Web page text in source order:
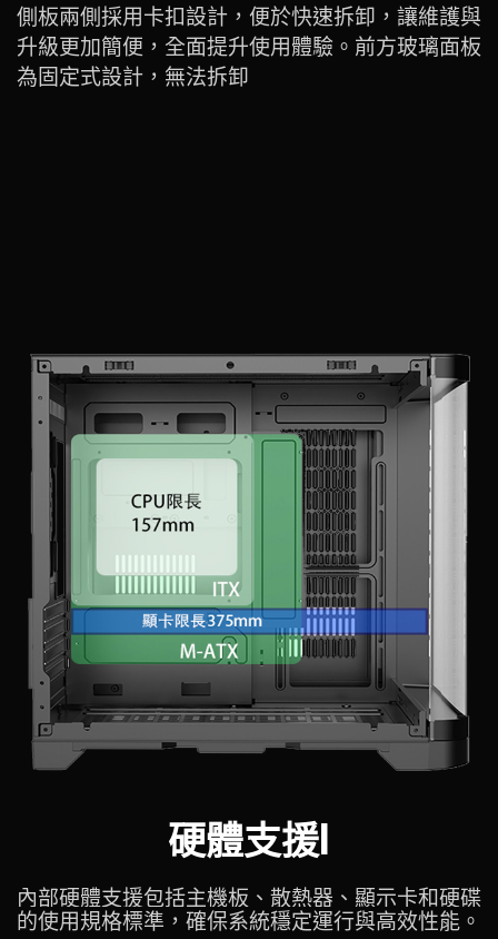
側板兩側採用卡扣設計，便於快速拆卸，讓維護與
升級更加簡便，全面提升使用體驗。前方玻璃面板
為固定式設計，無法拆卸
硬體支援I
內部硬體支援包括主機板、散熱器、顯示卡和硬碟
的使用規格標準，確保系統穩定運行與高效性能。